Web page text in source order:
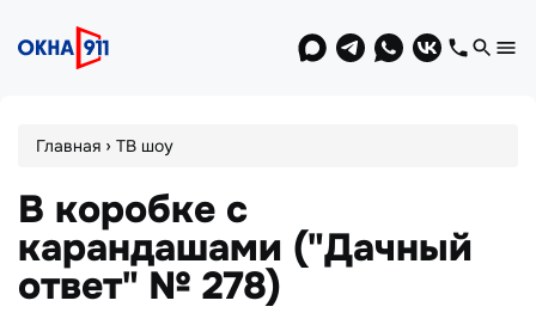
to
navigation
Вы
Главная › ТВ шоу
В коробке с
карандашами ("Дачный
ответ" № 278)